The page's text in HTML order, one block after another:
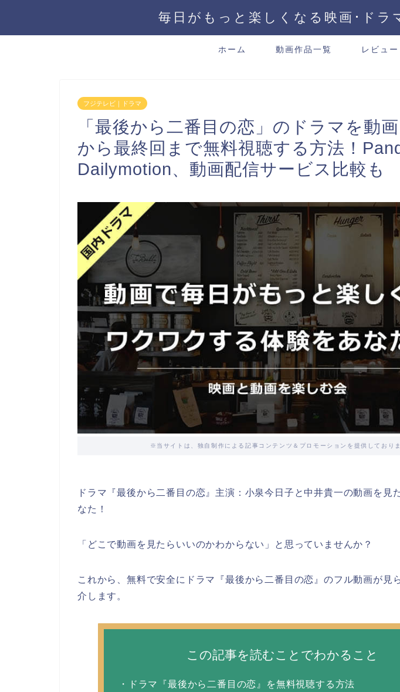
毎日がもっと楽しくなる映画･ドラ
ホーム 動画作品一覧 レビュー
フジテレビ｜ドラマ
「最後から二番目の恋」のドラマを動
から最終回まで無料視聴する方法！
Dailymotion、動画配信サービス比較も
※当サイトは、独自制作による記事コンテンツ＆プロモーションを提供しておりま
ドラマ『最後から二番目の恋』主演：小泉今日子と中井貴一の動画を見
なた！
「どこで動画を見たらいいのかわからない」と思っていませんか？
これから、無料で安全にドラマ『最後から二番目の恋』のフル動画が見
介します。
この記事を読むことでわかること
・ドラマ『最後から二番目の恋』を無料視聴する方法